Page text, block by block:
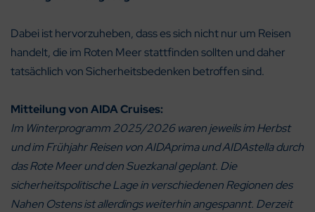
Dabei ist hervorzuheben, dass es sich nicht nur um Reisen
handelt, die im Roten Meer stattfinden sollten und daher
tatsächlich von Sicherheitsbedenken betroffen sind.
Mitteilung von AIDA Cruises:
Im Winterprogramm 2025/2026 waren jeweils im Herbst
und im Frühjahr Reisen von AIDAprima und AIDAstella durch
das Rote Meer und den Suezkanal geplant. Die
sicherheitspolitische Lage in verschiedenen Regionen des
Nahen Ostens ist allerdings weiterhin angespannt. Derzeit